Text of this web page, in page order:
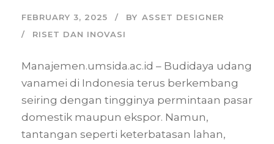
FEBRUARY 3, 2025 BY ASSET DESIGNER
RISET DAN INOVASI
Manajemen.umsida.ac.id – Budidaya udang
vanamei di Indonesia terus berkembang
seiring dengan tingginya permintaan pasar
domestik maupun ekspor. Namun,
tantangan seperti keterbatasan lahan,